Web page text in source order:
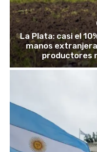
La Plata: casi el
manos
productores